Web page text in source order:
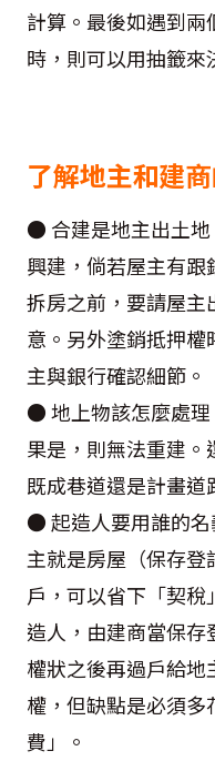
計算。最後如遇到兩
時，則可以用抽籤來
了解地主和建
● 合建是地主出土
興建，倘若屋主有
拆房之前，要請屋主
意。另外塗銷抵押
主與銀行確認細節。
● 地上物該怎麼處
果是，則無法重建
既成巷道還是計畫道
● 起造人要用誰的
主就是房屋（保存
戶，可以省下「契
造人，由建商當保存
權狀之後再過戶給
權，但缺點是必須
費」。